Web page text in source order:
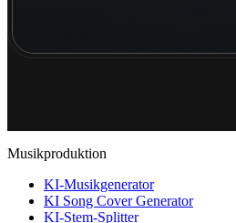
Musikproduktion
KI-Musikgenerator
KI Song Cover Generator
KI-Stem-Splitter